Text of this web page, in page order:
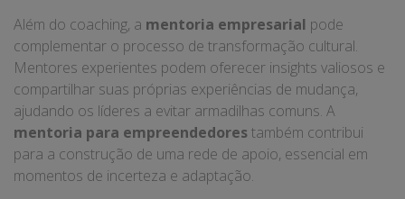
Além do coaching, a mentoria empresarial pode
complementar o processo de transformação cultural.
Mentores experientes podem oferecer insights valiosos e
compartilhar suas próprias experiências de mudança,
ajudando os líderes a evitar armadilhas comuns. A
mentoria para empreendedorestambém contribui
para a construção de uma rede de apoio, essencial em
momentos de incerteza e adaptação.